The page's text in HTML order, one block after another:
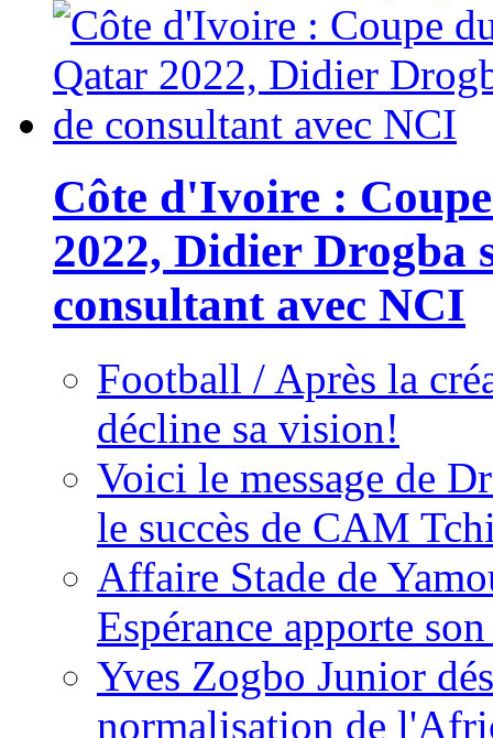
Côte d'Ivoire :
2022, Didier Drogba
consultant avec NCI
Football / Après la
décline sa vision!
Voici le message de
le succès de CAM
Affaire Stade de
Espérance apporte
Yves Zogbo Junior
normalisation de